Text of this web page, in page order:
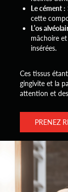
Le cément :
cette
L’os
mâchoire
insérées.
Ces tissus
gingivite et la
attention et
PRENEZ